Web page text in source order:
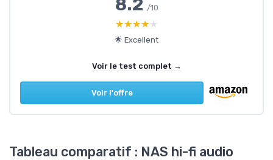
8.2 /10
★★★★★
★★★★★
🌟 Excellent
Voir le test complet →
Voir l'offre
Tableau comparatif : NAS hi-fi audio